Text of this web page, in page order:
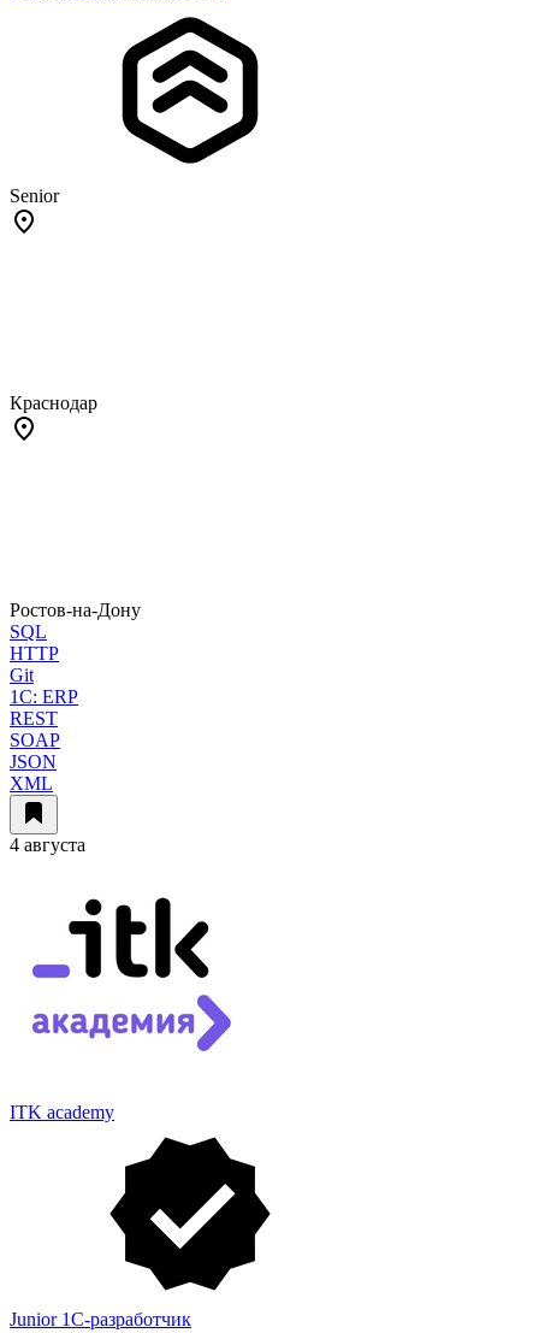
Senior
Краснодар
Ростов-на-Дону
SQL
HTTP
Git
1C: ERP
REST
SOAP
JSON
XML
4 августа
ITK academy
Junior 1С-разработчик